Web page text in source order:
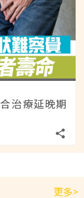
治療延晚期
更多>